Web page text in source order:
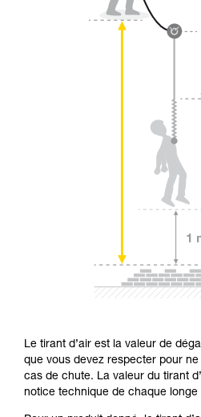
Le tirant d’air est la valeur de
que vous devez respecter pour
cas de chute. La valeur du tirant
notice technique de chaque longe